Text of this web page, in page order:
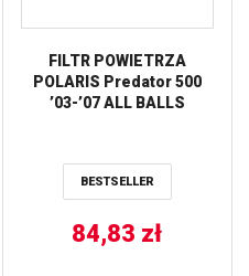
FILTR POWIETRZA
POLARIS Predator 500
’03-’07 ALL BALLS
BESTSELLER
84,83 zł